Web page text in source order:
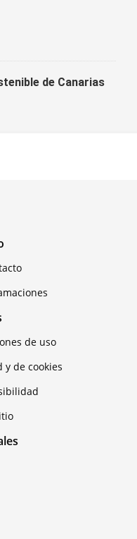
de Canarias
de uso
y de cookies